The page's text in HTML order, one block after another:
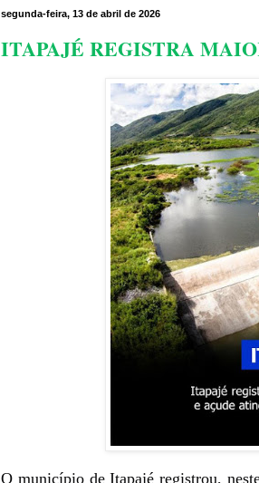
segunda-feira, 13 de abril de 2026
ITAPAJÉ REGISTRA
O município de Itapajé registrou,